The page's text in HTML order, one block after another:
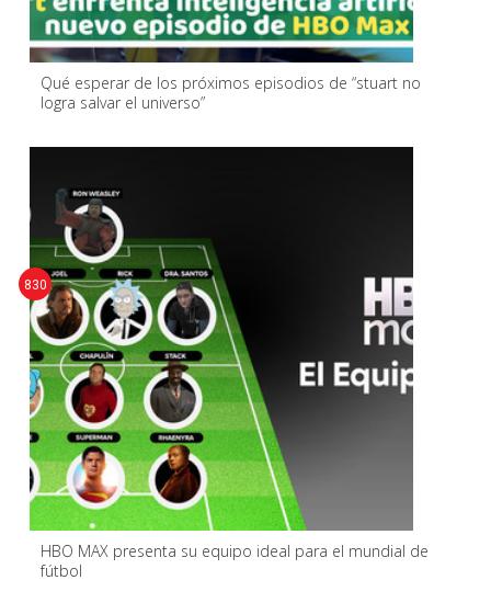
Qué esperar de los próximos episodios de “stuart no
logra salvar el universo”
HBO MAX presenta su equipo ideal para el mundial de
fútbol
830